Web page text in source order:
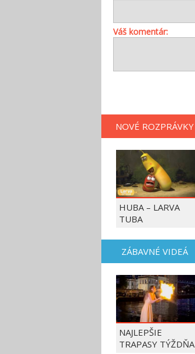
Váš komentár:
NOVÉ ROZPRÁVKY
HUBA – LARVA
TUBA
ZÁBAVNÉ VIDEÁ
NAJLEPŠIE
TRAPASY TÝŽDŇA